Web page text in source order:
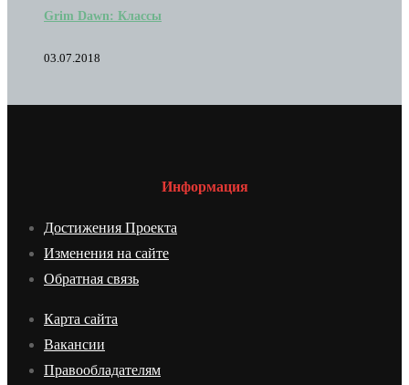
Grim Dawn: Классы
03.07.2018
Информация
Достижения Проекта
Изменения на сайте
Обратная связь
Карта сайта
Вакансии
Правообладателям